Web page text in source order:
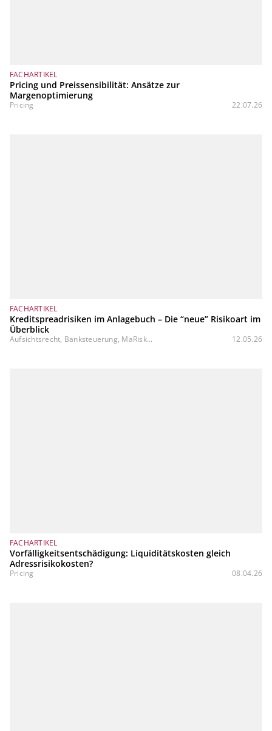
FACHARTIKEL
Pricing und Preissensibilität: Ansätze zur
Margenoptimierung
Pricing 22.07.26
FACHARTIKEL
Kreditspreadrisiken im Anlagebuch – Die “neue” Risikoart im
Überblick
Aufsichtsrecht, Banksteuerung, MaRisk... 12.05.26
FACHARTIKEL
Vorfälligkeitsentschädigung: Liquiditätskosten gleich
Adressrisikokosten?
Pricing 08.04.26